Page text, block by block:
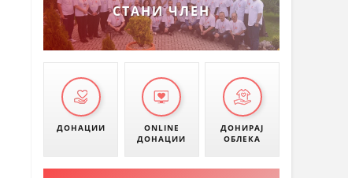
СТАНИ ЧЛЕН
ДОНАЦИИ
ONLINE
ДОНАЦИИ
ДОНИРАЈ
ОБЛЕКА